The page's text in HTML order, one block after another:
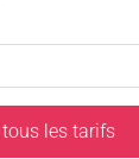
les tarifs